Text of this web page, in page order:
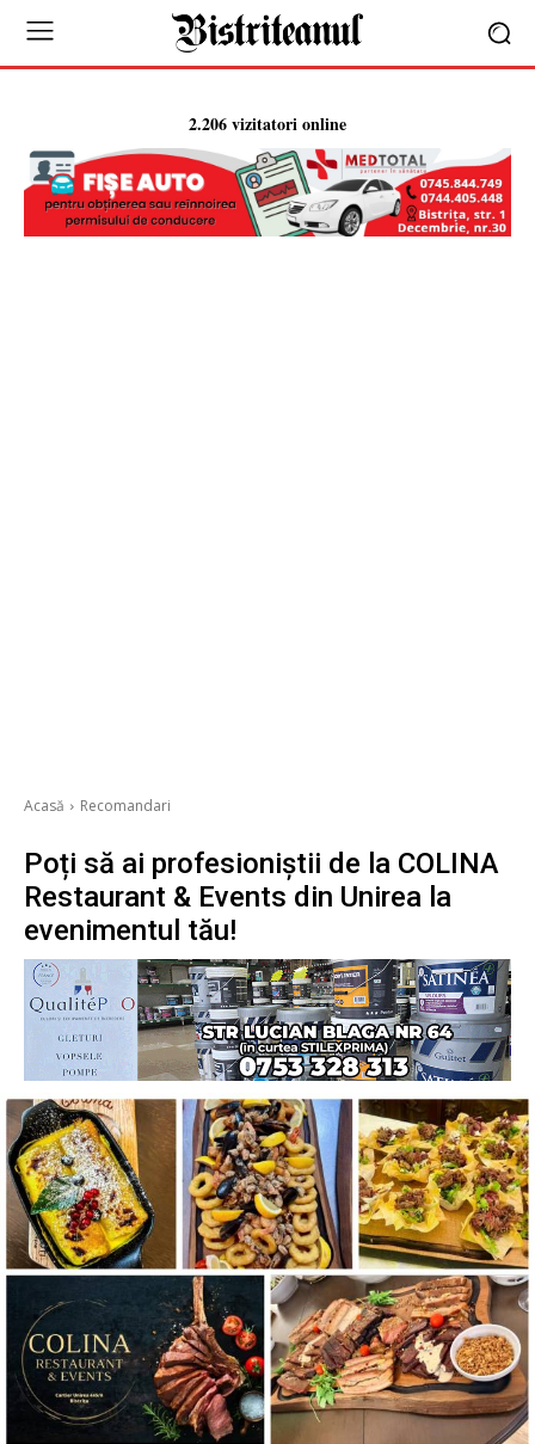
2.206 vizitatori online
Acasă Recomandari
Poți să ai profesioniștii de la COLINA
Restaurant & Events din Unirea la
evenimentul tău!